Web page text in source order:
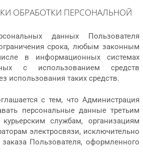
ОБРАБОТКИ ПЕРСОНАЛЬНОЙ
данных Пользователя
срока, любым законным
в информационных системах
с использованием средств
использования таких средств.
с тем, что Администрация
персональные данные третьим
службам, организациям
электросвязи, исключительно
Пользователя, оформленного